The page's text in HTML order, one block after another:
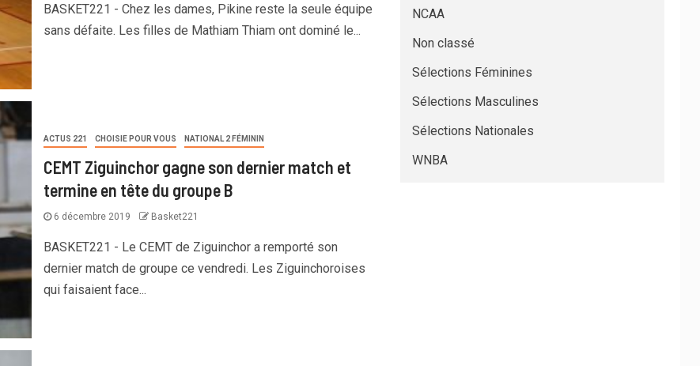
BASKET221 - Chez les dames, Pikine reste la seule équipe
sans défaite. Les filles de Mathiam Thiam ont dominé le...
ACTUS 221 CHOISIE POUR VOUS NATIONAL 2 FÉMININ
CEMT Ziguinchor gagne son dernier match et
termine en tête du groupe B
6 décembre 2019 Basket221
BASKET221 - Le CEMT de Ziguinchor a remporté son
dernier match de groupe ce vendredi. Les Ziguinchoroises
qui faisaient face...
NCAA
Non classé
Sélections Féminines
Sélections Masculines
Sélections Nationales
WNBA